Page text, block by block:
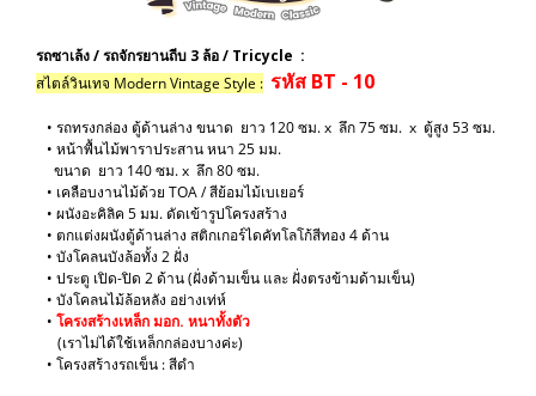
รถซาเล้ง / รถจักรยานถีบ 3 ล้อ / Tricycle :
สไตล์วินเทจ Modern Vintage Style : รหัส BT - 10
• รถทรงกล่อง ตู้ด้านล่าง ขนาด ยาว 120 ซม. x ลึก 75 ซม. x ตู้สูง 53 ซม.
• หน้าพื้นไม้พาราประสาน หนา 25 มม.
ขนาด ยาว 140 ซม. x ลึก 80 ซม.
• เคลือบงานไม้ด้วย TOA / สีย้อมไม้เบเยอร์
• ผนังอะคิลิค 5 มม. ดัดเข้ารูปโครงสร้าง
• ตกแต่งผนังตู้ด้านล่าง สติกเกอร์ไดคัทโลโก้สีทอง 4 ด้าน
• บังโคลนบังล้อทั้ง 2 ฝั่ง
• ประตู เปิด-ปิด 2 ด้าน (ฝั่งด้ามเข็น และ ฝั่งตรงข้ามด้ามเข็น)
• บังโคลนไม้ล้อหลัง อย่างเท่ห์
​• โครงสร้างเหล็ก มอก. หนาทั้งตัว
(เราไม่ได้ใช้เหล็กกล่องบางค่ะ)
​• โครงสร้างรถเข็น : สีดำ